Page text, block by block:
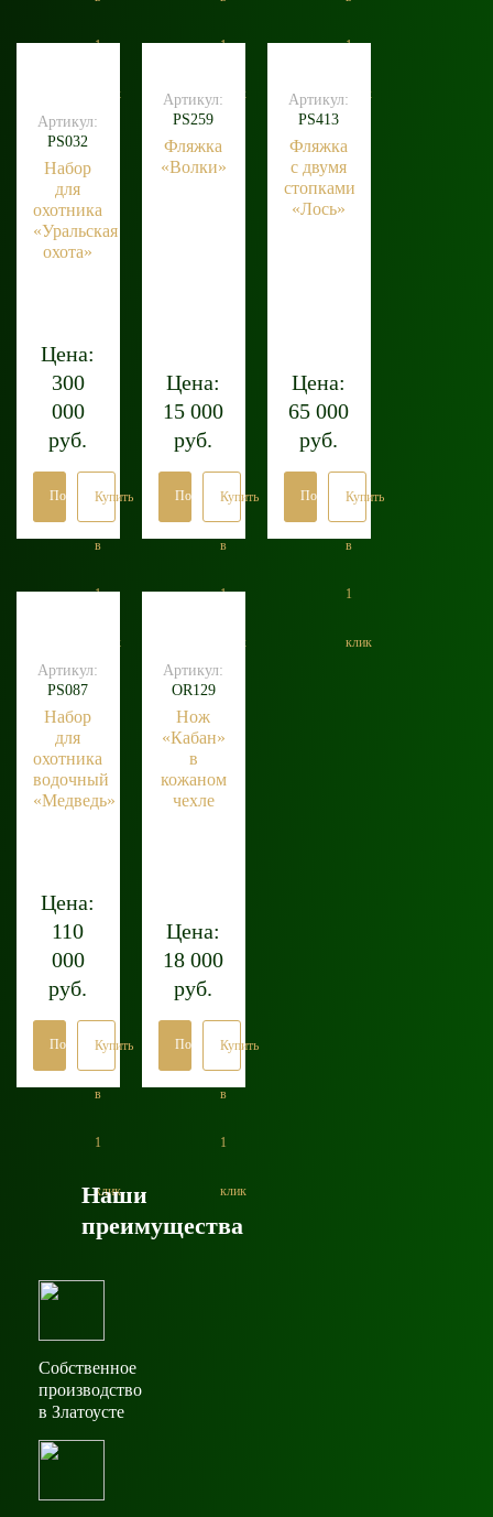
1
клик
1
клик
1
клик
Артикул:
PS032
Набор
для
охотника
«Уральская
охота»
Цена:
300
000
руб.
ПодробнееКупить
в
1
клик
Артикул:
PS259
Фляжка
«Волки»
Цена:
15 000
руб.
ПодробнееКупить
в
1
клик
Артикул:
PS413
Фляжка
с двумя
стопками
«Лось»
Цена:
65 000
руб.
ПодробнееКупить
в
1
клик
Артикул:
PS087
Набор
для
охотника
водочный
«Медведь»
Цена:
110
000
руб.
ПодробнееКупить
в
1
клик
Артикул:
OR129
Нож
«Кабан»
в
кожаном
чехле
Цена:
18 000
руб.
ПодробнееКупить
в
1
клик
Наши
преимущества
Собственное
производство
в Златоусте